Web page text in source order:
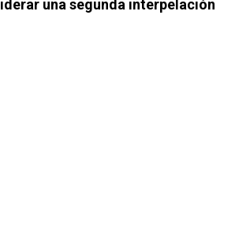
liderar una segunda interpelación